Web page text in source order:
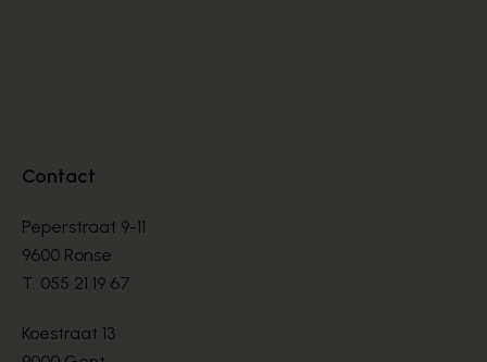
Contact
Peperstraat 9-11
9600 Ronse
T. 055 21 19 67
Koestraat 13